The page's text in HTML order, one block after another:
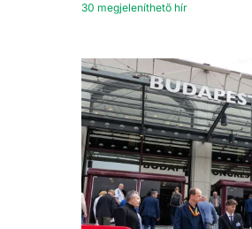
30 megjeleníthető hír